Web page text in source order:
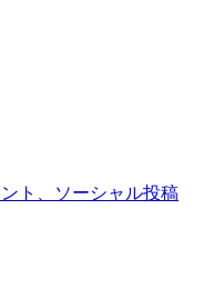
ト、ソーシャル投稿